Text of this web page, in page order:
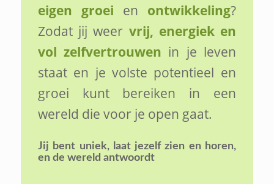
eigen groei en ontwikkeling?
Zodat jij weer vrij, energiek en
vol zelfvertrouwen in je leven
staat en je volste potentieel en
groei kunt bereiken in een
wereld die voor je open gaat.
Jij bent uniek, laat jezelf zien en horen,
en de wereld antwoordt